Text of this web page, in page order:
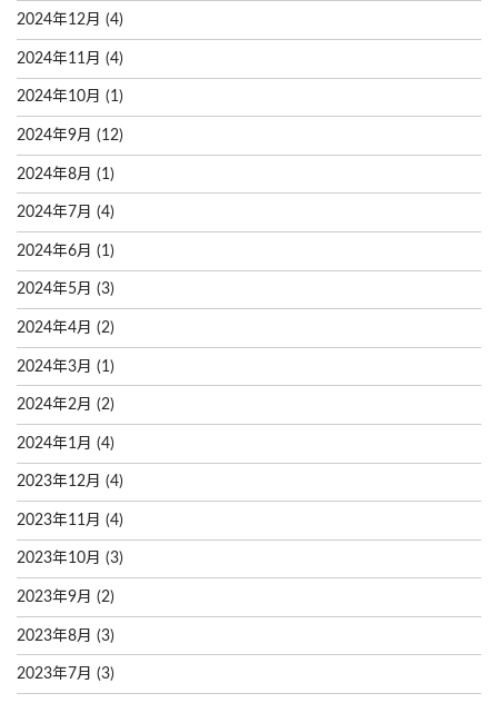
2024年12月 (4)
2024年11月 (4)
2024年10月 (1)
2024年9月 (12)
2024年8月 (1)
2024年7月 (4)
2024年6月 (1)
2024年5月 (3)
2024年4月 (2)
2024年3月 (1)
2024年2月 (2)
2024年1月 (4)
2023年12月 (4)
2023年11月 (4)
2023年10月 (3)
2023年9月 (2)
2023年8月 (3)
2023年7月 (3)